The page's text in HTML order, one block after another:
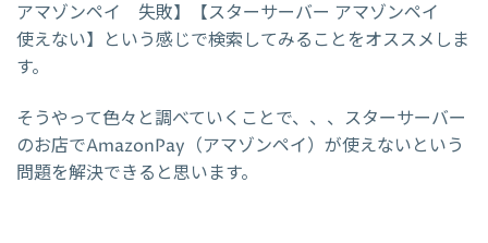
アマゾンペイ 失敗】【スターサーバー アマゾンペイ
使えない】という感じで検索してみることをオススメしま
す。
そうやって色々と調べていくことで、、、スターサーバー
のお店でAmazonPay（アマゾンペイ）が使えないという
問題を解決できると思います。